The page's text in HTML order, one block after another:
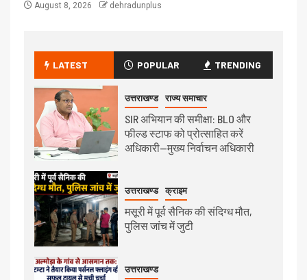
August 8, 2026 dehradunplus
LATEST POPULAR TRENDING
उत्तराखण्ड राज्य समाचार
SIR अभियान की समीक्षा: BLO और
फील्ड स्टाफ को प्रोत्साहित करें
अधिकारी—मुख्य निर्वाचन अधिकारी
उत्तराखण्ड क्राइम
मसूरी में पूर्व सैनिक की संदिग्ध मौत,
पुलिस जांच में जुटी
उत्तराखण्ड